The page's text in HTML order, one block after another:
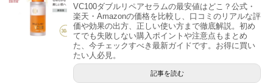
VC100ダブルリペアセラムの最安値はどこ？公式・
楽天・Amazonの価格を比較し、口コミのリアルな評
価や効果の出方、正しい使い方まで徹底解説。初め
てでも失敗しない購入ポイントや注意点もまとめ
た、今チェックすべき最新ガイドです。お得に買い
たい人必見。
記事を読む